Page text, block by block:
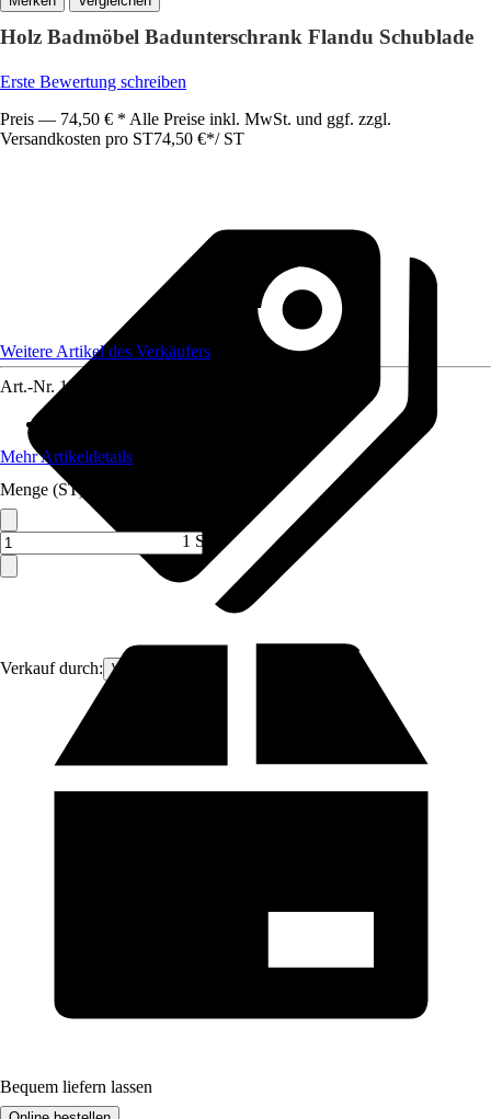
Holz Badmöbel Badunterschrank Flandu Schublade
Erste Bewertung schreiben
Preis — 74,50 € * Alle Preise inkl. MwSt. und ggf. zzgl.
Versandkosten pro ST74,50 €*/ ST
Verkauf durch: VCM
Weitere Artikel des Verkäufers
Art.-Nr. 12086845
Mehr Artikeldetails
Menge (ST)
1 ST
Bequem liefern lassen